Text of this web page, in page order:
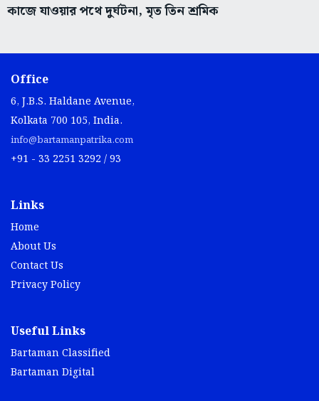
কাজে যাওয়ার পথে দুর্ঘটনা, মৃত তিন শ্রমিক
Office
6, J.B.S. Haldane Avenue,
Kolkata 700 105, India.
info@bartamanpatrika.com
+91 - 33 2251 3292 / 93
Links
Home
About Us
Contact Us
Privacy Policy
Useful Links
Bartaman Classified
Bartaman Digital